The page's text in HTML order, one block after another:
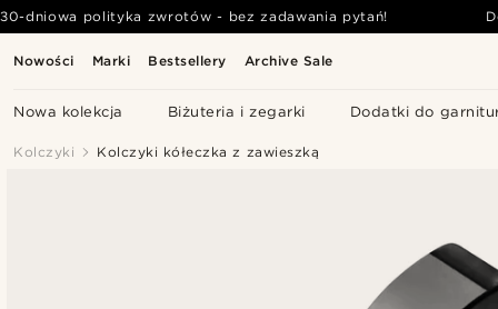
Nowości Marki Bestsellery Archive Sale
Nowa kolekcja Biżuteria i zegarki Dodatki do
30-dniowa polityka zwrotów - bez zadawania pytań!
Kolczyki Kolczyki kółeczka z zawieszką